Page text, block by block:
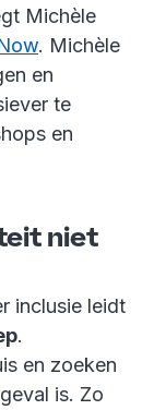
Michèle
. Michèle
en
te
en
niet
inclusie leidt
.
en zoeken
is. Zo